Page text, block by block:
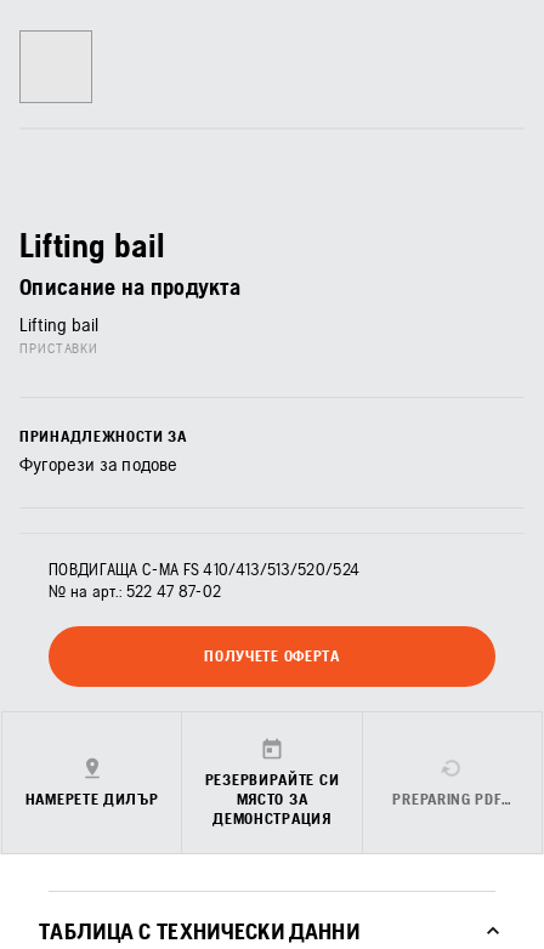
Lifting bail
Описание на продукта
Lifting bail
ПРИСТАВКИ
ПРИНАДЛЕЖНОСТИ ЗА
Фугорези за подове
ПОВДИГАЩА С-МА FS 410/413/513/520/524
№ на арт.: 522 47 87‑02
ПОЛУЧЕТЕ ОФЕРТА
НАМЕРЕТЕ ДИЛЪР
РЕЗЕРВИРАЙТЕ СИ
МЯСТО ЗА
ДЕМОНСТРАЦИЯ
PREPARING PDF…
ТАБЛИЦА С ТЕХНИЧЕСКИ ДАННИ